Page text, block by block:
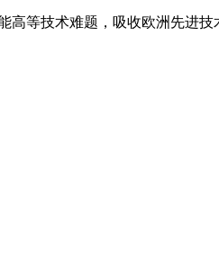
等技术难题，吸收欧洲先进